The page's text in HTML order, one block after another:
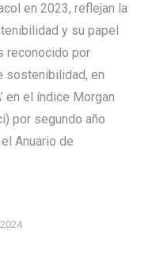
en 2023, reflejan la
y su papel
reconocido por
sostenibilidad, en
en el índice Morgan
por segundo año
Anuario de